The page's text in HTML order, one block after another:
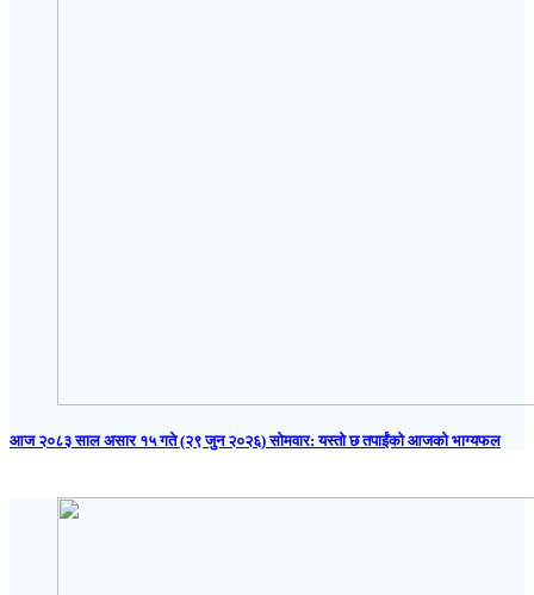
आज २०८३ साल असार १५ गते (२९ जुन २०२६) साेमवार: यस्तो छ तपाईंको आजको भाग्यफल